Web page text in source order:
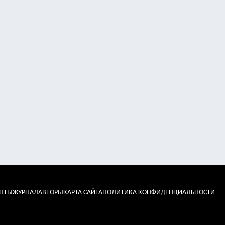
ЖУРНАЛАВТОРЫКАРТА САЙТАПОЛИТИКА КОНФИДЕНЦИАЛЬНОСТИ